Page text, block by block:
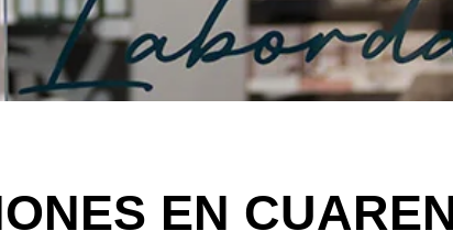
EN